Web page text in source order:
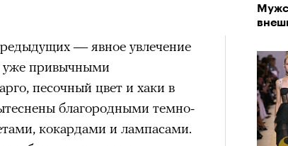
— явное увлечение
уже привычными
песочный цвет и хаки в
благородными темно-
кокардами и лампасами.
Труиля
левые и черный
«РБК Стиль»